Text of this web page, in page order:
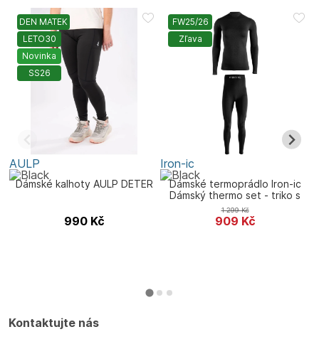
DEN MATEK
LETO30
Novinka
SS26
AULP
Dámské kalhoty AULP DETER
990 Kč
FW25/26
Zľava
Iron-ic
Dámské termoprádlo Iron-ic
Dámský thermo set - triko s
dlouhým rukávem a dlouhé
kalhoty
909 Kč
1 299Kč
Kontaktujte nás